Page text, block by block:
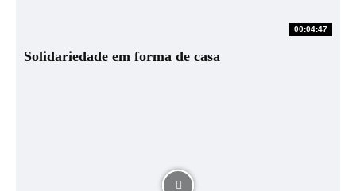
00:04:47
Solidariedade em forma de casa